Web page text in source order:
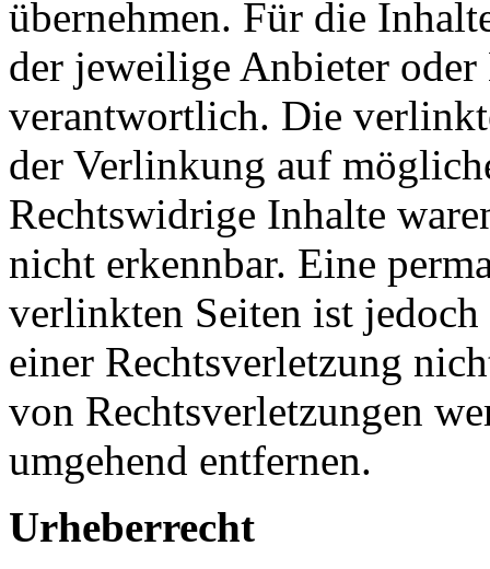
übernehmen. Für die
der jeweilige Anbieter oder
verantwortlich. Die
der Verlinkung auf
Rechtswidrige Inhalte
nicht erkennbar. Eine
verlinkten Seiten ist
einer Rechtsverletzung
von Rechtsverletzungen
umgehend entfernen.
Urheberrecht